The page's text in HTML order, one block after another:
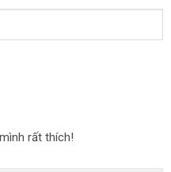
rất thích!